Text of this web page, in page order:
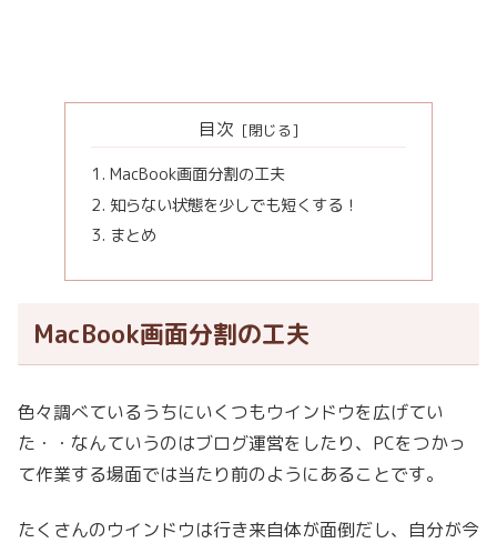
目次
MacBook画面分割の工夫
知らない状態を少しでも短くする！
まとめ
MacBook画面分割の工夫
色々調べているうちにいくつもウインドウを広げてい
た・・なんていうのはブログ運営をしたり、PCをつかっ
て作業する場面では当たり前のようにあることです。
たくさんのウインドウは行き来自体が面倒だし、自分が今